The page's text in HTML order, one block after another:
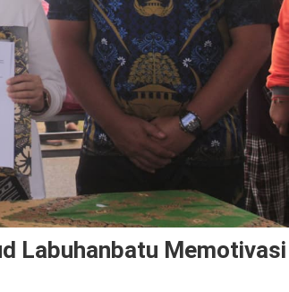
Labuhanbatu Memotivasi